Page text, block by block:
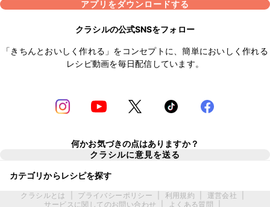
アプリをダウンロードする
クラシルの公式SNSをフォロー
「きちんとおいしく作れる」をコンセプトに、簡単においしく作れる
レシピ動画を毎日配信しています。
何かお気づきの点はありますか？
クラシルに意見を送る
カテゴリからレシピを探す
クラシルとは プライバシーポリシー 利用規約 運営会社
サービスに関してのお問い合わせ
よくある質問